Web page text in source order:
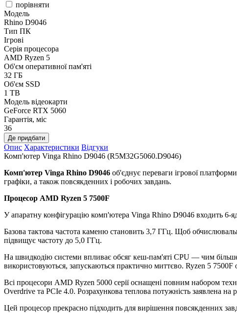
порівняти
Модель
Rhino D9046
Тип ПК
Ігрові
Серія процесора
AMD Ryzen 5
Об'єм оперативної пам'яті
32 ГБ
Об'єм SSD
1 TB
Модель відеокарти
GeForce RTX 5060
Гарантія, міс
36
Де придбати
Опис Характеристики Відгуки
Комп'ютер Vinga Rhino D9046 (R5M32G5060.D9046)
Комп'ютер Vinga Rhino D9046 об'єднує переваги ігрової
графіки, а також повсякденних і робочих завдань.
Процесор AMD Ryzen 5 7500F
У апаратну конфігурацію комп'ютера Vinga Rhino D9046 входить 6-
Базова тактова частота каменю становить 3,7 ГГц. Щоб
підвищує частоту до 5,0 ГГц.
На швидкодію системи впливає обсяг кеш-пам'яті CPU — чим більше
використовуються, запускаються практично миттєво. Ryzen 5
Всі процесори AMD Ryzen 5000 серії оснащені повним набором
Overdrive та PCIe 4.0. Розрахункова теплова потужність заявлена на
Цей процесор прекрасно підходить для вирішення повсякденних